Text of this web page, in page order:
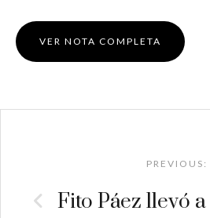
VER NOTA COMPLETA
navigationPREVIOUS:
Fito Páez llevó